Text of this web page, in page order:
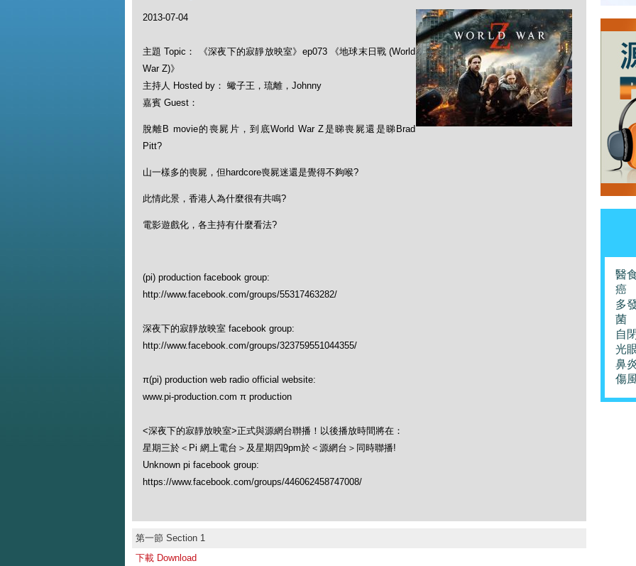
2013-07-04
主題 Topic： 《深夜下的寂靜放映室》ep073 《地球末日戰 (World
War Z)》
主持人 Hosted by： 蠍子王，琉離，Johnny
嘉賓 Guest：
脫離B movie的喪屍片，到底World War Z是睇喪屍還是睇Brad
Pitt?
山一樣多的喪屍，但hardcore喪屍迷還是覺得不夠喉?
此情此景，香港人為什麼很有共鳴?
電影遊戲化，各主持有什麼看法?
(pi) production facebook group:
http://www.facebook.com/groups/55317463282/
深夜下的寂靜放映室 facebook group:
http://www.facebook.com/groups/323759551044355/
π(pi) production web radio official website:
www.pi-production.com π production
<深夜下的寂靜放映室>正式與源網台聨播！以後播放時間將在：
星期三於＜Pi 網上電台＞及星期四9pm於＜源網台＞同時聯播!
Unknown pi facebook group:
https://www.facebook.com/groups/446062458747008/
第一節 Section 1
下載 Download
醫
癌
多
菌
自
光
鼻
傷